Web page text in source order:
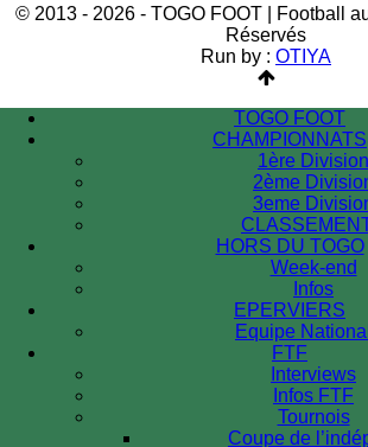
© 2013 - 2026 - TOGO FOOT | Football
Réservés
Run by : OTIYA
TOGO FOOT
CHAMPIONNATS
1ère Division
2ème
3eme
HORS DU TOGO
Week-end
Infos
EPERVIERS
Equipe
FTF
Interviews
Infos FTF
Tournois
Coupe de